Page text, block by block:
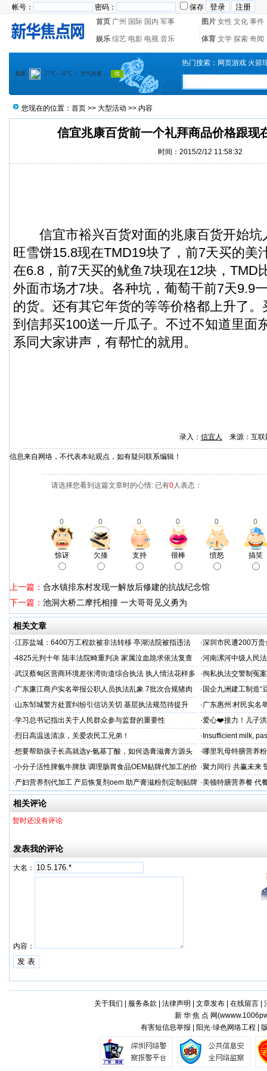
帐号： 密码：
保存
首页 广州 国际 国内 军事 图片 女性 文化 事件
娱乐 综艺 电影 电视 音乐 体育 文学 探索 奇闻
热门搜索： 网页游戏 火箭
您现在的位置： 首页 >> 大型活动 >> 内容
信宜兆康百货前一个礼拜商品价格跟现
时间：2015/2/12 11:58:32
信宜市裕兴百货对面的兆康百货开始
旺雪饼15.8现在TMD19块了，前7天买的美
在6.8，前7天买的鱿鱼7块现在12块，TMD
外面市场才7块。各种坑，葡萄干前7天9.9
的货。还有其它年货的等等价格都上升了
到信邦买100送一斤瓜子。不过不知道里面
系同大家讲声，有帮忙的就用。
录入： 信宜人 来源：互
信息来自网络，不代表本站观点，如有疑问联系编辑！
请选择您看到这篇文章时的心情: 已有0人表态：
0 0 0 0 0 0
惊讶 欠揍 支持 很棒 愤怒 搞笑
上一篇： 合水镇排东村发现一解放后修建的抗战纪念馆
下一篇： 池洞大桥二摩托相撞 一大哥哥见义勇为
相关文章
·江苏盐城：6400万工程款被非法转移 亭湖法院被指违法
后拒不纠错
·深圳市民遭200万
呼吁督办纠偏
·4825元判十年 陆丰法院畸重判决 家属泣血跪求依法复查 ·河南漯河中级人民
·武汉蔡甸区营商环境差张湾街道综合执法 执人情法花样多
沦为恶意竞争的工具
·徇私执法交警制冤
控还我清白
·广东廉江商户实名举报公职人员执法乱象 7批次合规猪肉
遭违法查扣 市场垄断与利益输送疑云重重
· 国企九洲建工制造“
空文
·山东邹城警方处置纠纷引信访关切 基层执法规范待提升 ·广东惠州:村民实名
平兜底？
·学习总书记指出关于人民群众参与监督的重要性 ·爱心❤️接力！儿子
家庭，恳请好心人帮
·烈日高温送清凉，关爱农民工兄弟！ · Insufficient milk,
·想要帮助孩子长高就选γ-氨基丁酸，如何选膏滋膏方源头
工厂？
·哪里乳母特膳营养
·小分子活性脾氨牛脾肽 调理肠胃食品OEM贴牌代加工的价
格
·聚力同行 共赢未来
·产妇营养剂代加工 产后恢复剂oem 助产膏滋粉剂定制贴牌
厂
·美顿特膳营养餐 代
家
相关评论
暂时还没有评论
发表我的评论
大名：
内容：
关于我们 服务条款 法律声明 文章发布| 在线留言|
新 华 焦 点 网(
有害短信息举报 | 阳光·绿色网络工程 |